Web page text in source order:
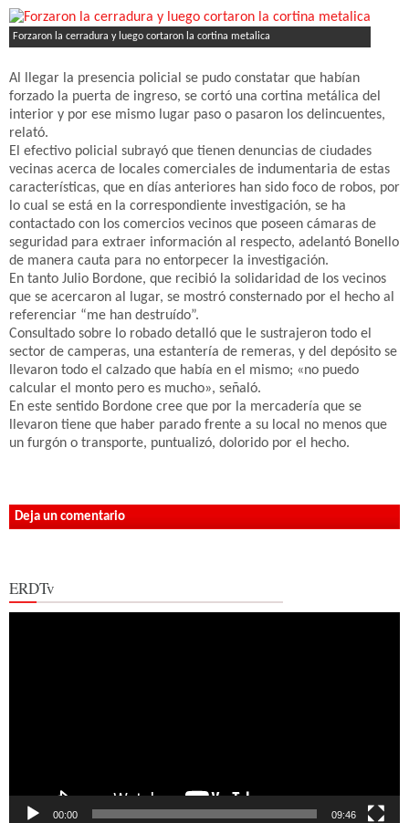
Forzaron la cerradura y luego cortaron la cortina metalica
Al llegar la presencia policial se pudo constatar que habían
forzado la puerta de ingreso, se cortó una cortina metálica del
interior y por ese mismo lugar paso o pasaron los delincuentes,
relató.
El efectivo policial subrayó que tienen denuncias de ciudades
vecinas acerca de locales comerciales de indumentaria de estas
características, que en días anteriores han sido foco de robos, por
lo cual se está en la correspondiente investigación, se ha
contactado con los comercios vecinos que poseen cámaras de
seguridad para extraer información al respecto, adelantó Bonello
de manera cauta para no entorpecer la investigación.
En tanto Julio Bordone, que recibió la solidaridad de los vecinos
que se acercaron al lugar, se mostró consternado por el hecho al
referenciar “me han destruído”.
Consultado sobre lo robado detalló que le sustrajeron todo el
sector de camperas, una estantería de remeras, y del depósito se
llevaron todo el calzado que había en el mismo; «no puedo
calcular el monto pero es mucho», señaló.
En este sentido Bordone cree que por la mercadería que se
llevaron tiene que haber parado frente a su local no menos que
un furgón o transporte, puntualizó, dolorido por el hecho.
Deja un comentario
ERDTv
00:00 09:46